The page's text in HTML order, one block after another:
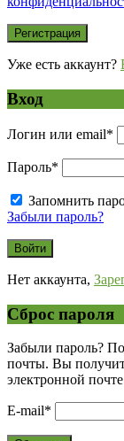
Уже есть аккаунт?
Вход
Логин или email*
Пароль*
Запомнить
Забыли пароль?
Нет аккаунта,
Сброс пароля
Забыли пароль?
почты. Вы
электронной
E-mail*